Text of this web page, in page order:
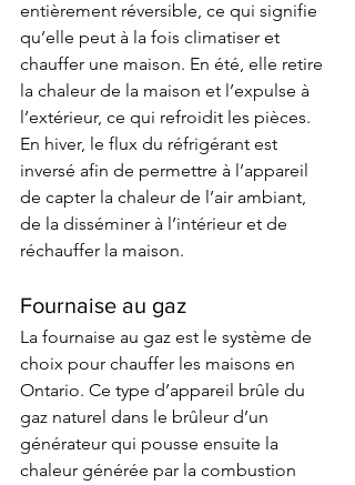
entièrement réversible, ce qui signifie
qu’elle peut à la fois climatiser et
chauffer une maison. En été, elle retire
la chaleur de la maison et l’expulse à
l’extérieur, ce qui refroidit les pièces.
En hiver, le flux du réfrigérant est
inversé afin de permettre à l’appareil
de capter la chaleur de l’air ambiant,
de la disséminer à l’intérieur et de
réchauffer la maison.
Fournaise au gaz
La fournaise au gaz est le système de
choix pour chauffer les maisons en
Ontario. Ce type d’appareil brûle du
gaz naturel dans le brûleur d’un
générateur qui pousse ensuite la
chaleur générée par la combustion